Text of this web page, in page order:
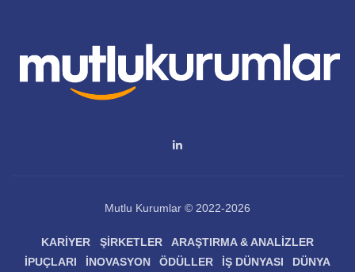
Mutlu Kurumlar © 2022-2026
KARIYER ŞIRKETLER
ARAŞTIRMA & ANALIZLER
İPUÇLARI
İNOVASYON ÖDÜLLER İŞ DÜNYASI DÜNYA